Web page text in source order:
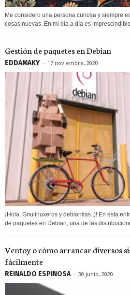
Me considero una persona curiosa y siempre
cosas nuevas. En mi día a día es imprescindible
Gestión de paquetes en Debian
EDDAMAKY - 17 noviembre, 2020
¡Hola, Gnulinuxeros y debianitas ;)! En esta
de paquetes en Debian, una de las
Ventoy o cómo arrancar diversos
fácilmente
REINALDO ESPINOSA - 30 junio, 2020